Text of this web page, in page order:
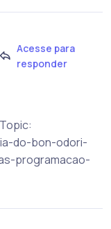
Acesse para
responder
do-bon-odori-
programacao-